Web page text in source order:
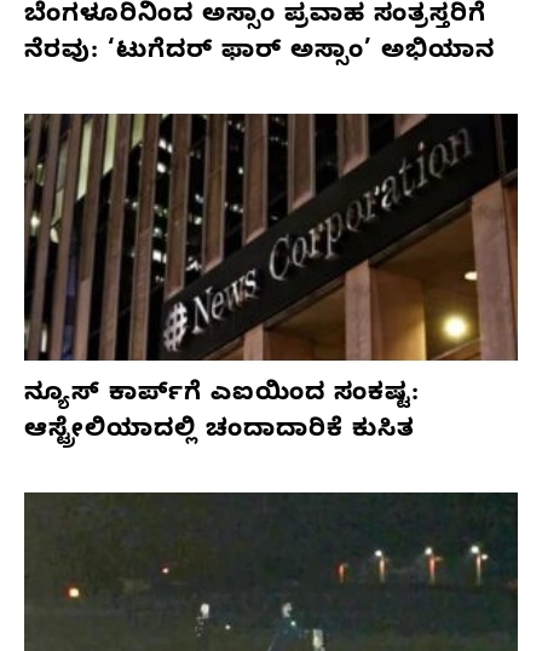
ಬೆಂಗಳೂರಿನಿಂದ ಅಸ್ಸಾಂ ಪ್ರವಾಹ ಸಂತ್ರಸ್ತರಿಗೆ
ನೆರವು: ‘ಟುಗೆದರ್ ಫಾರ್ ಅಸ್ಸಾಂ’ ಅಭಿಯಾನ
ನ್ಯೂಸ್ ಕಾರ್ಪ್‌ಗೆ ಎಐಯಿಂದ ಸಂಕಷ್ಟ:
ಆಸ್ಟ್ರೇಲಿಯಾದಲ್ಲಿ ಚಂದಾದಾರಿಕೆ ಕುಸಿತ